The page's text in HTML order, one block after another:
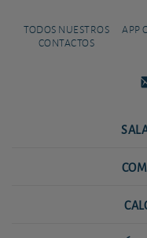
TODOS NUESTROS
CONTACTOS
APP